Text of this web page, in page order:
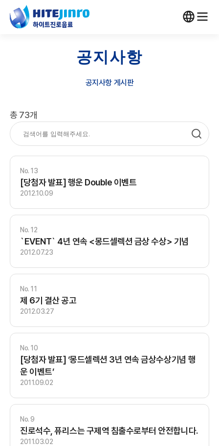
공지사항
공지사항 게시판
총 73개
13
[당첨자 발표] 행운 Double 이벤트
2012.10.09
12
`EVENT` 4년 연속 <몽드셀렉션 금상 수상> 기념
2012.07.23
11
제 6기 결산 공고
2012.03.27
10
[당첨자 발표] ‘몽드셀렉션 3년 연속 금상수상기념 행
운 이벤트’
2011.09.02
9
진로석수, 퓨리스는 구제역 침출수로부터 안전합니다.
2011.03.02